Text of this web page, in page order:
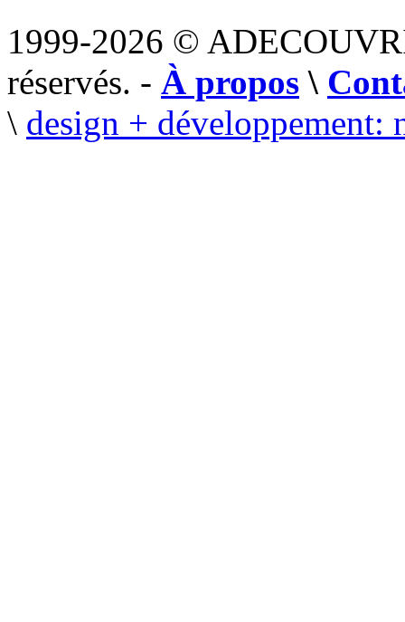
1999-2026 ©
réservés. - À propos \
\ design + développement: